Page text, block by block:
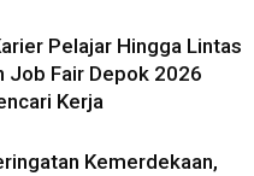
Pelajar Hingga Lintas
Job Fair Depok 2026
Kerja
Kemerdekaan,